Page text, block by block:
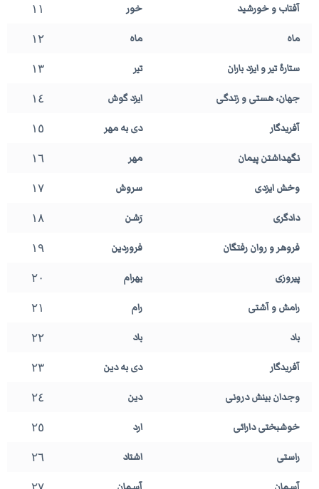
آفتاب و خورشید خور ١١
ماه ماه ١٢
ستارهٔ تیر و ایزد باران تیر ١٣
جهان، هستی و زندگی ایزد گوش ١٤
آفریدگار دی به مهر ١٥
نگهداشتن پیمان مهر ١٦
وخش ایزدی سروش ١٧
دادگری رَشن ١٨
فروهر و روان رفتگان فروردین ١٩
پیروزی بهرام ٢٠
رامش و آشتی رام ٢١
باد باد ٢٢
آفریدگار دی به دین ٢٣
وجدان بینش درونی دین ٢٤
خوشبختی دارائی ارد ٢٥
راستی اشتاد ٢٦